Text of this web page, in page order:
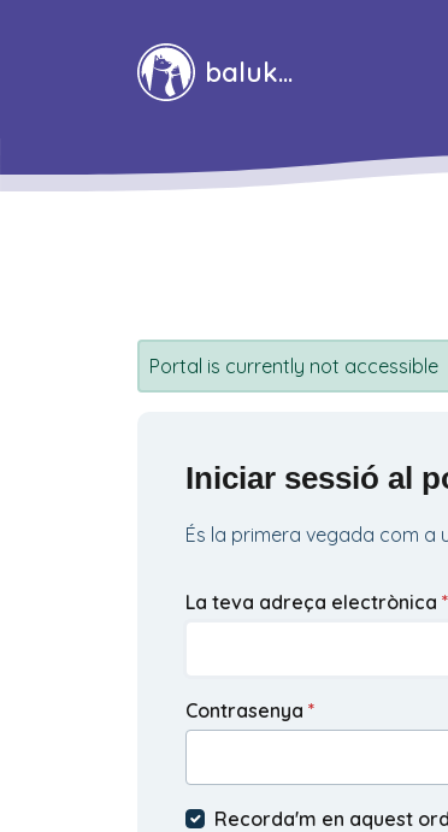
baluka
Portal is currently not accessible
Iniciar sessió al
És la primera vegada com a
La teva adreça electrònica *
Contrasenya *
Recorda'm en aquest